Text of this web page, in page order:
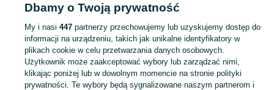
MUZYKA I EDUKACJA
KATEGORIA
Zobacz
Dbamy o Twoją prywatność
My i nasi 447partnerzy przechowujemy lub uzyskujemy dostęp do
informacji na urządzeniu, takich jak unikalne identyfikatory w
plikach cookie w celu przetwarzania danych osobowych.
Użytkownik może zaakceptować wybory lub zarządzać nimi,
klikając poniżej lub w dowolnym momencie na stronie polityki
prywatności. Te wybory będą sygnalizowane naszym partnerom i